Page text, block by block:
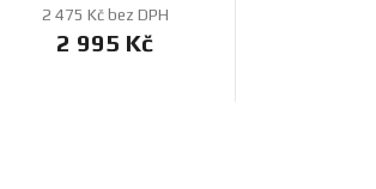
2 475 Kč bez DPH
2 995 Kč